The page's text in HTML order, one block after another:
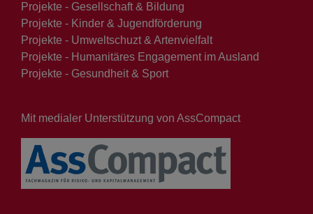
Projekte - Gesellschaft & Bildung
Projekte - Kinder & Jugendförderung
Projekte - Umweltschuzt & Artenvielfalt
Projekte - Humanitäres Engagement im Ausland
Projekte - Gesundheit & Sport
Mit medialer Unterstützung von AssCompact